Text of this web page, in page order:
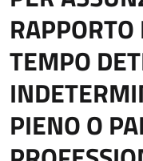
TEMPO
PIENO O